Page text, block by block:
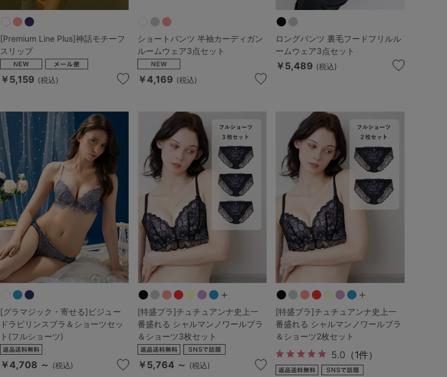
高評価レビューアイテム
WEB限定アイテム
[Premium Line Plus]神話モチーフ
スリップ
￥5,159 (税込)
ショートパンツ 半袖カーディガン
ルームウェア3点セット
￥4,169 (税込)
ロングパンツ 裏毛フードフリルル
ームウェア3点セット
￥5,489 (税込)
[グラマジック・寄せる]ビジュー
ドラビリンスブラ＆ショーツセッ
ト(フルショーツ)
￥4,708 ～ (税込)
[特盛ブラ]チュチュアンナ史上一
番盛れる シャルマンノワールブラ
＆ショーツ3枚セット
￥5,764 ～ (税込)
[特盛ブラ]チュチュアンナ史上一
番盛れる シャルマンノワールブラ
＆ショーツ2枚セット
5.0 （1件）